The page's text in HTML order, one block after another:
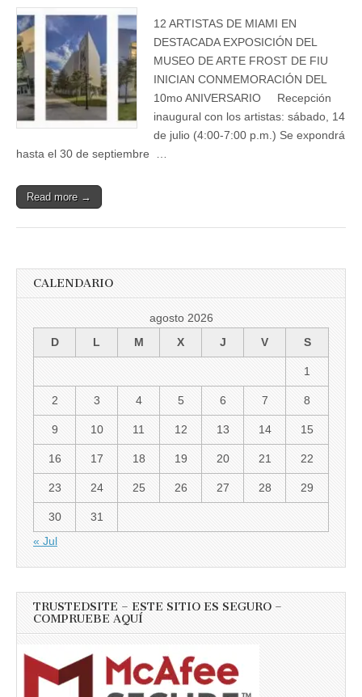
de
vida,
la
y
el
12 ARTISTAS DE MIAMI EN
DESTACADA EXPOSICIÓN DEL
MUSEO DE ARTE FROST DE FIU
INICIAN CONMEMORACIÓN DEL
10mo ANIVERSARIO Recepción
inaugural con los artistas: sábado, 14
de julio (4:00-7:00 p.m.) Se expondrá
hasta el 30 de septiembre …
Read more →
CALENDARIO
agosto 2026
D
L M X J V S
1
2 3 4 5 6 7 8
9 10 11 12 13 14 15
16 17 18 19 20 21 22
23 24 25 26 27 28 29
30
31
« Jul
TRUSTEDSITE – ESTE SITIO ES SEGURO –
COMPRUEBE AQUÍ